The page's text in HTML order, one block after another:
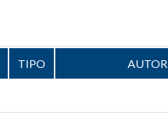
TIPO AUTOR